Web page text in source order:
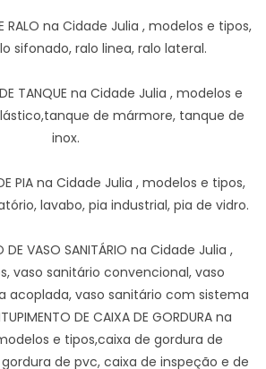
RALO na Cidade Julia , modelos e tipos,
sifonado, ralo linea, ralo lateral.
DE TANQUE na Cidade Julia , modelos e
de mármore, tanque de
inox.
DE PIA na Cidade Julia , modelos e tipos,
lavabo, pia industrial, pia de vidro.
DE VASO SANITÁRIO na Cidade Julia ,
vaso sanitário convencional, vaso
acoplada, vaso sanitário com sistema
DE CAIXA DE GORDURA na
e tipos,caixa de gordura de
de pvc, caixa de inspeção e de